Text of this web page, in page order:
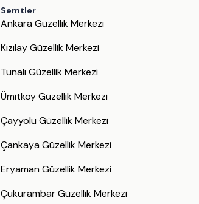
Semtler
Ankara Güzellik Merkezi
Kızılay Güzellik Merkezi
Tunalı Güzellik Merkezi
Ümitköy Güzellik Merkezi
Çayyolu Güzellik Merkezi
Çankaya Güzellik Merkezi
Eryaman Güzellik Merkezi
Çukurambar Güzellik Merkezi